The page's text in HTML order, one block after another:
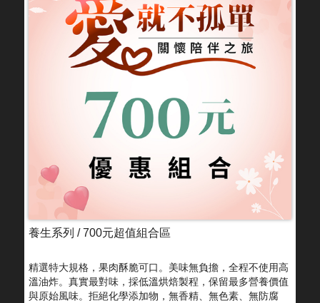
養生系列 / 700元超值組合區
精選特大規格，果肉酥脆可口。美味無負擔，全程不使用高
溫油炸。真實最對味，採低溫烘焙製程，保留最多營養價值
與原始風味。拒絕化學添加物，無香精、無色素、無防腐